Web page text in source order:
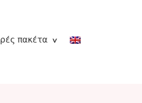
πακέτα